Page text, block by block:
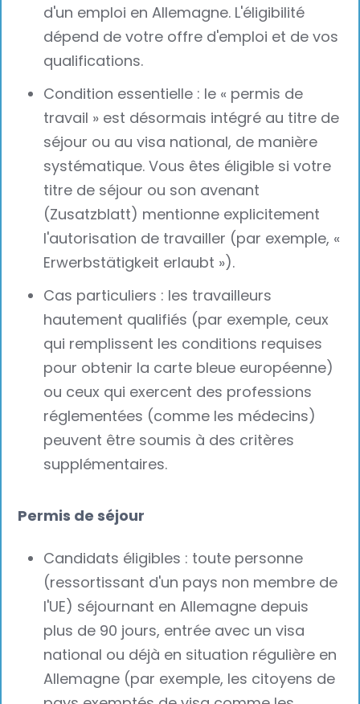
d'un emploi en Allemagne. L'éligibilité
dépend de votre offre d'emploi et de vos
qualifications.
Condition essentielle : le « permis de
travail » est désormais intégré au titre de
séjour ou au visa national, de manière
systématique. Vous êtes éligible si votre
titre de séjour ou son avenant
(Zusatzblatt) mentionne explicitement
l'autorisation de travailler (par exemple, «
Erwerbstätigkeit erlaubt »).‍
Cas particuliers : les travailleurs
hautement qualifiés (par exemple, ceux
qui remplissent les conditions requises
pour obtenir la carte bleue européenne)
ou ceux qui exercent des professions
réglementées (comme les médecins)
peuvent être soumis à des critères
supplémentaires.
Permis de séjour
Candidats éligibles : toute personne
(ressortissant d'un pays non membre de
l'UE) séjournant en Allemagne depuis
plus de 90 jours, entrée avec un visa
national ou déjà en situation régulière en
Allemagne (par exemple, les citoyens de